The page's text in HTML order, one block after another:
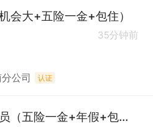
会大+五险一金+包住）
35分钟前
公司 认证
【比亚迪】设备操作员（五险一金+年假+包住+补助）